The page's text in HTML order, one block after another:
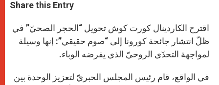
t
s
p
p
s
e
g
e
r
e
b
o
k
r
Share this Entry
اقترح الكاردينال كورت كوش تحويل “الحجر الصحيّ” في
ظلّ انتشار جائحة كورونا إلى “صوم حقيقي”: إنها وسيلة
لمواجهة التحدّي الروحيّ الذي يفرضه الوباء.
في الواقع، قام رئيس المجلس الحبريّ لتعزيز الوحدة بين